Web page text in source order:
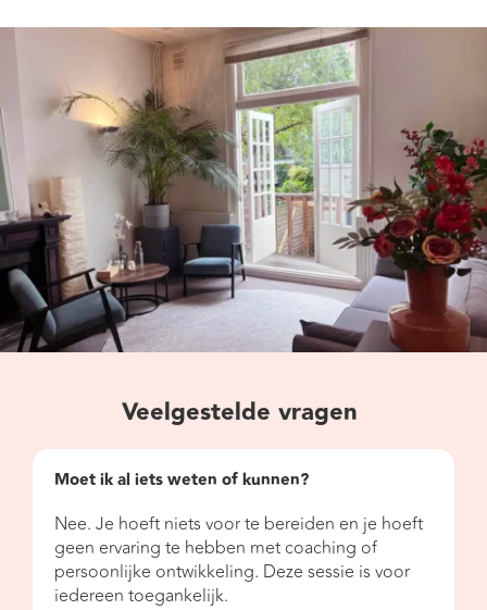
Veelgestelde vragen
Moet ik al iets weten of kunnen?
Nee. Je hoeft niets voor te bereiden en je hoeft
geen ervaring te hebben met coaching of
persoonlijke ontwikkeling. Deze sessie is voor
iedereen toegankelijk.